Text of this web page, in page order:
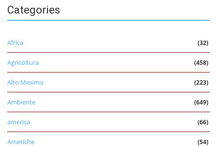
Categories
Africa (32)
Agricoltura (458)
Alto Mesima (223)
Ambiente (649)
america (66)
Americhe (54)